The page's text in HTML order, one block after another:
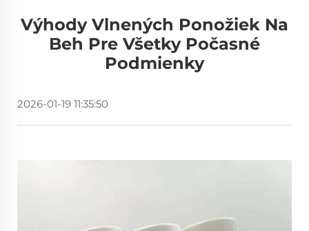
Výhody Vlnených Ponožiek Na
Beh Pre Všetky Počasné
Podmienky
2026-01-19 11:35:50